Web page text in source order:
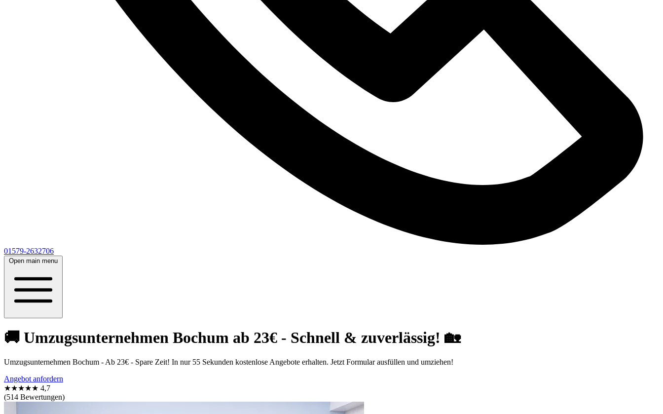
01579-2632706
Open main menu
🚚 Umzugsunternehmen Bochum ab 23€ - Schnell & zuverlässig! 🏡
Umzugsunternehmen Bochum - Ab 23€ - Spare Zeit! In nur 55 Sekunden kostenlose Angebote erhalten. Jetzt Formular ausfüllen und umziehen!
Angebot anfordern
★★★★★ 4,7
(514 Bewertungen)